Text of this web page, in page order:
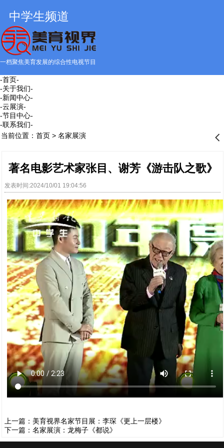
中学生频道
一档聚焦美育发展的综合性电视节目
-首页-
-关于我们-
-新闻中心-
-云展演-
-节目中心-
-联系我们-
当前位置： 首页> 名家展演 󰊒
著名电影艺术家张目、谢芳《游击队之歌》
发表时间:2024/10/01 19:04:56
上一篇： 美育视界名家节目展：李琛《更上一层楼》
下一篇： 名家展演：龙梅子《都说》